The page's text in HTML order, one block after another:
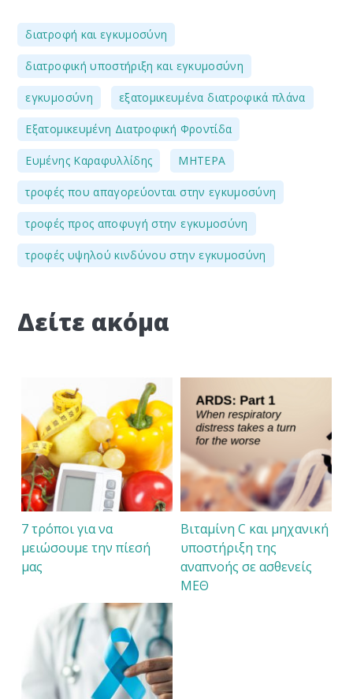
διατροφή και εγκυμοσύνη
διατροφική υποστήριξη και εγκυμοσύνη
εγκυμοσύνη εξατομικευμένα διατροφικά πλάνα
Εξατομικευμένη Διατροφική Φροντίδα
Ευμένης Καραφυλλίδης ΜΗΤΕΡΑ
τροφές που απαγορεύονται στην εγκυμοσύνη
τροφές προς αποφυγή στην εγκυμοσύνη
τροφές υψηλού κινδύνου στην εγκυμοσύνη
Δείτε ακόμα
7 τρόποι για να
μειώσουμε την πίεσή
μας
Βιταμίνη C και μηχανική
υποστήριξη της
αναπνοής σε ασθενείς
ΜΕΘ